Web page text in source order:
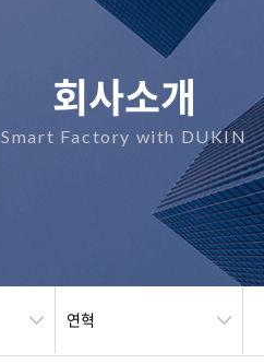
회사소개
Smart Factory with DUKIN
연혁